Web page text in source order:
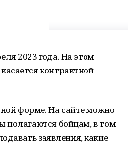
2023 года. На этом
контрактной
форме. На сайте можно
полагаются бойцам, в том
заявления, какие